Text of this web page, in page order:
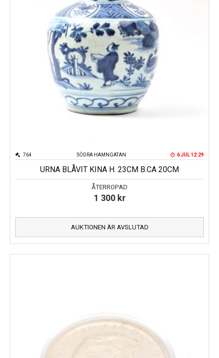
SÖDRA HAMNGATAN
764 6 JUL 12:29
URNA BLÅVIT KINA H. 23CM B.CA 20CM
ÅTERROPAD
1 300 kr
AUKTIONEN ÄR AVSLUTAD